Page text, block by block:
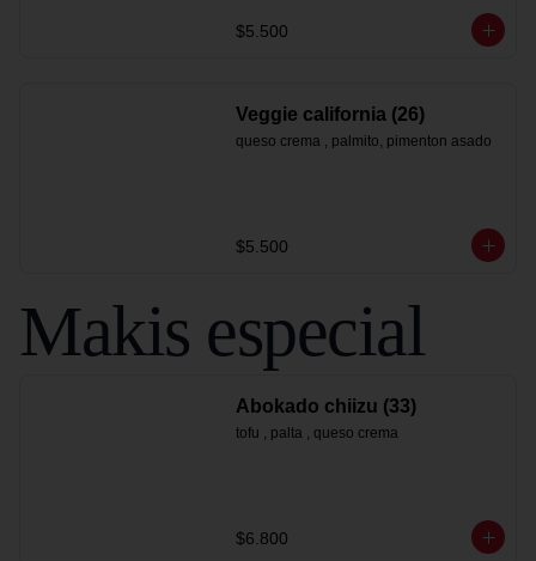
$5.500
Veggie california (26)
queso crema , palmito, pimenton asado
$5.500
Makis especial
Abokado chiizu (33)
tofu , palta , queso crema
$6.800